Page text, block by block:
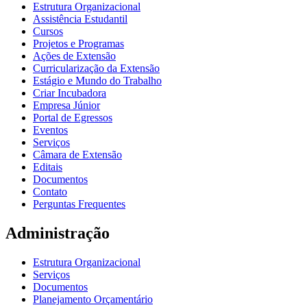
Estrutura Organizacional
Assistência Estudantil
Cursos
Projetos e Programas
Ações de Extensão
Curricularização da Extensão
Estágio e Mundo do Trabalho
Criar Incubadora
Empresa Júnior
Portal de Egressos
Eventos
Serviços
Câmara de Extensão
Editais
Documentos
Contato
Perguntas Frequentes
Administração
Estrutura Organizacional
Serviços
Documentos
Planejamento Orçamentário